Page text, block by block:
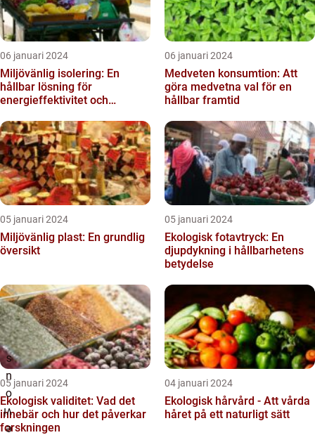
06 januari 2024
Miljövänlig isolering: En
hållbar lösning för
energieffektivitet och
06 januari 2024
Medveten konsumtion: Att
göra medvetna val för en
hållbar framtid
05 januari 2024
Miljövänlig plast: En grundlig
översikt
05 januari 2024
Ekologisk fotavtryck: En
djupdykning i hållbarhetens
betydelse
05 januari 2024
Ekologisk validitet: Vad det
innebär och hur det påverkar
forskningen
04 januari 2024
Ekologisk hårvård - Att vårda
håret på ett naturligt sätt